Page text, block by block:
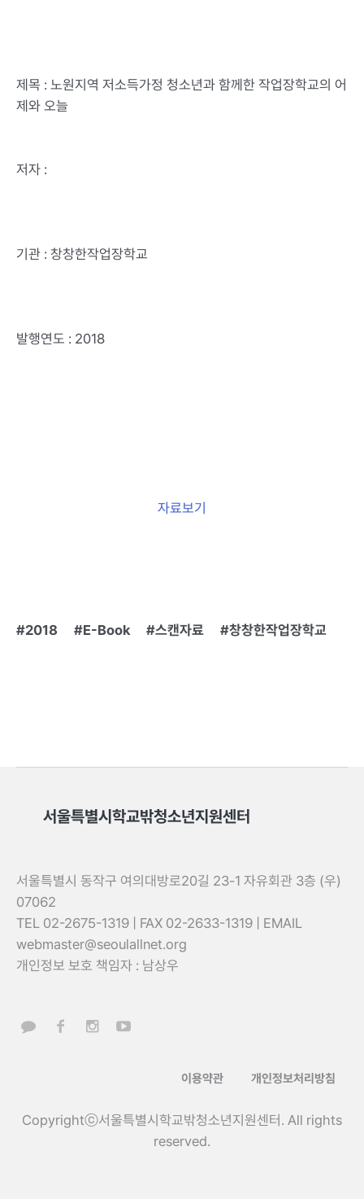
제목 : 노원지역 저소득가정 청소년과 함께한 작업장학교의 어
제와 오늘
저자 :
기관 : 창창한작업장학교
발행연도 : 2018
자료보기
2018 E-Book 스캔자료 창창한작업장학교
서울특별시학교밖청소년지원센터
서울특별시 동작구 여의대방로20길 23-1 자유회관 3층 (우)
07062
TEL 02-2675-1319 | FAX 02-2633-1319 | EMAIL
webmaster@seoulallnet.org
개인정보 보호 책임자 : 남상우
이용약관 개인정보처리방침
Copyrightⓒ서울특별시학교밖청소년지원센터. All rights
reserved.